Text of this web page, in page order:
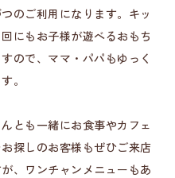
のご利用になります。キッ
にもお子様が遊べるおもち
ので、ママ・パパもゆっく
。
とも一緒にお食事やカフェ
探しのお客様もぜひご来店
、ワンチャンメニューもあ